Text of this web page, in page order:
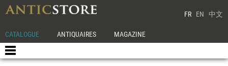
FR EN 中文
CATALOGUE ANTIQUAIRES MAGAZINE